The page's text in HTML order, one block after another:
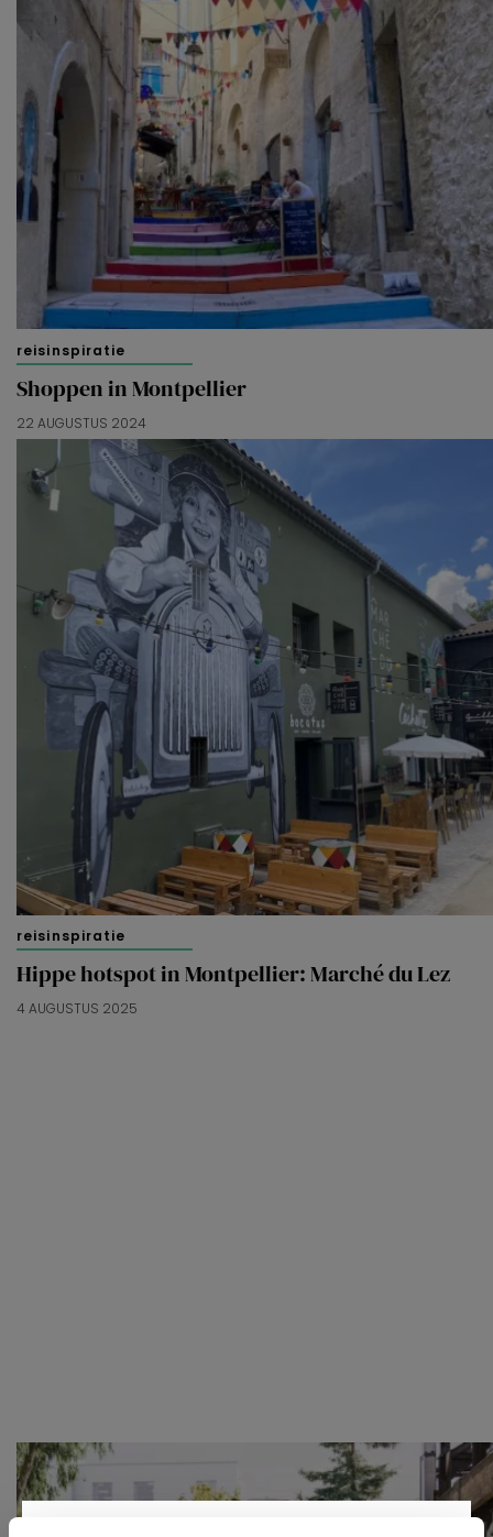
reisinspiratie
Shoppen in Montpellier
22 AUGUSTUS 2024
reisinspiratie
Hippe hotspot in Montpellier: Marché du Lez
4 AUGUSTUS 2025